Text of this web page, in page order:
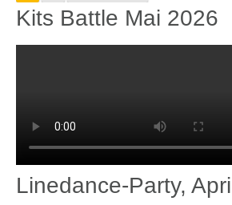
Kits Battle Mai 2026
Linedance-Party,